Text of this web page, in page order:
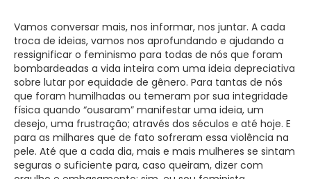
Vamos conversar mais, nos informar, nos juntar. A cada
troca de ideias, vamos nos aprofundando e ajudando a
ressignificar o feminismo para todas de nós que foram
bombardeadas a vida inteira com uma ideia depreciativa
sobre lutar por equidade de gênero. Para tantas de nós
que foram humilhadas ou temeram por sua integridade
física quando “ousaram” manifestar uma ideia, um
desejo, uma frustração; através dos séculos e até hoje. E
para as milhares que de fato sofreram essa violência na
pele. Até que a cada dia, mais e mais mulheres se sintam
seguras o suficiente para, caso queiram, dizer com